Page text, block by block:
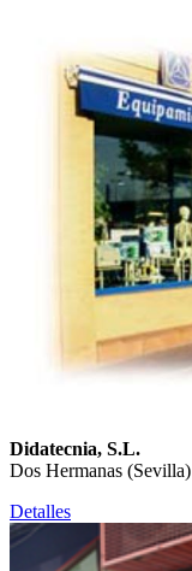
Didatecnia, S.L.
Dos Hermanas (Sevilla)
Detalles